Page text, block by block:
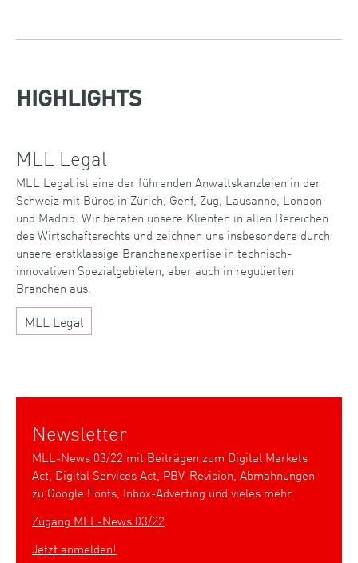
HIGHLIGHTS
MLL Legal
MLL Legal ist eine der führenden Anwaltskanzleien in der
Schweiz mit Büros in Zürich, Genf, Zug, Lausanne, London
und Madrid. Wir beraten unsere Klienten in allen Bereichen
des Wirtschaftsrechts und zeichnen uns insbesondere durch
unsere erstklassige Branchenexpertise in technisch-
innovativen Spezialgebieten, aber auch in regulierten
Branchen aus.
MLL Legal
Newsletter
MLL-News 03/22 mit Beiträgen zum Digital Markets
Act, Digital Services Act, PBV-Revision, Abmahnungen
zu Google Fonts, Inbox-Adverting und vieles mehr.
Zugang MLL-News 03/22
Jetzt anmelden!